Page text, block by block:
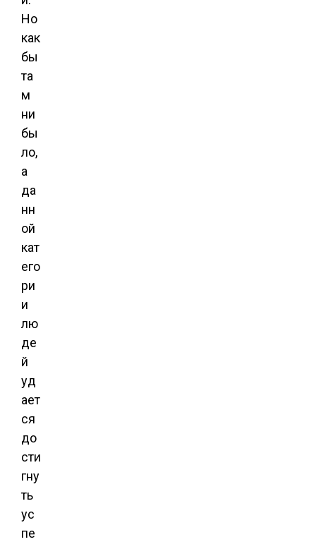
Но
как
бы
та
м
ни
бы
ло,
а
да
нн
ой
кат
его
ри
и
лю
де
й
уд
ает
ся
до
сти
гну
ть
ус
пе